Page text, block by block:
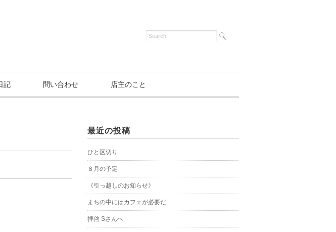
記 問い合わせ 店主のこと
最近の投稿
ひと区切り
８月の予定
《引っ越しのお知らせ》
まちの中にはカフェが必要だ
拝啓 Sさんへ